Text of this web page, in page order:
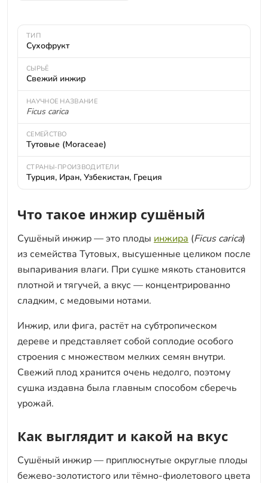
ТИП
Сухофрукт
СЫРЬЁ
Свежий инжир
НАУЧНОЕ НАЗВАНИЕ
Ficus carica
СЕМЕЙСТВО
Тутовые (Moraceae)
СТРАНЫ-ПРОИЗВОДИТЕЛИ
Турция, Иран, Узбекистан, Греция
Что такое инжир сушёный
Сушёный инжир — это плоды инжира (Ficus carica)
из семейства Тутовых, высушенные целиком после
выпаривания влаги. При сушке мякоть становится
плотной и тягучей, а вкус — концентрированно
сладким, с медовыми нотами.
Инжир, или фига, растёт на субтропическом
дереве и представляет собой соплодие особого
строения с множеством мелких семян внутри.
Свежий плод хранится очень недолго, поэтому
сушка издавна была главным способом сберечь
урожай.
Как выглядит и какой на вкус
Сушёный инжир — приплюснутые округлые плоды
бежево-золотистого или тёмно-фиолетового цвета